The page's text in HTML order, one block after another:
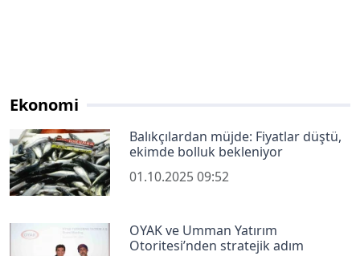
Ekonomi
Balıkçılardan müjde: Fiyatlar düştü,
ekimde bolluk bekleniyor
01.10.2025 09:52
OYAK ve Umman Yatırım
Otoritesi’nden stratejik adım